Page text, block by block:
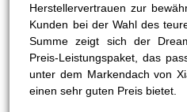
Herstellervertrauen zur
Kunden bei der Wahl des
Summe zeigt sich der
Preis-Leistungspaket, das
unter dem Markendach von
einen sehr guten Preis bietet.